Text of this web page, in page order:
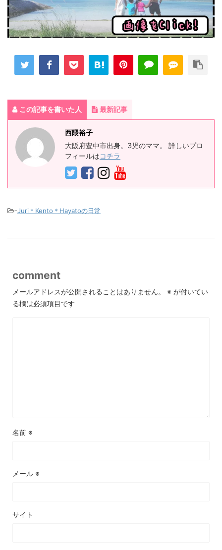
この記事を書いた人 最新記事
西隈裕子
大阪府豊中市出身。3児のママ。 詳しいプロ
フィールはコチラ
-Juri＊Kento＊Hayatoの日常
comment
メールアドレスが公開されることはありません。 ※ が付いてい
る欄は必須項目です
名前 ※
メール ※
サイト